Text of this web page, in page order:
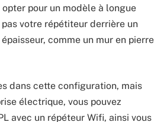
pour un modèle à longue
votre répétiteur derrière un
comme un mur en pierre
dans cette configuration, mais
électrique, vous pouvez
avec un répéteur Wifi, ainsi vous